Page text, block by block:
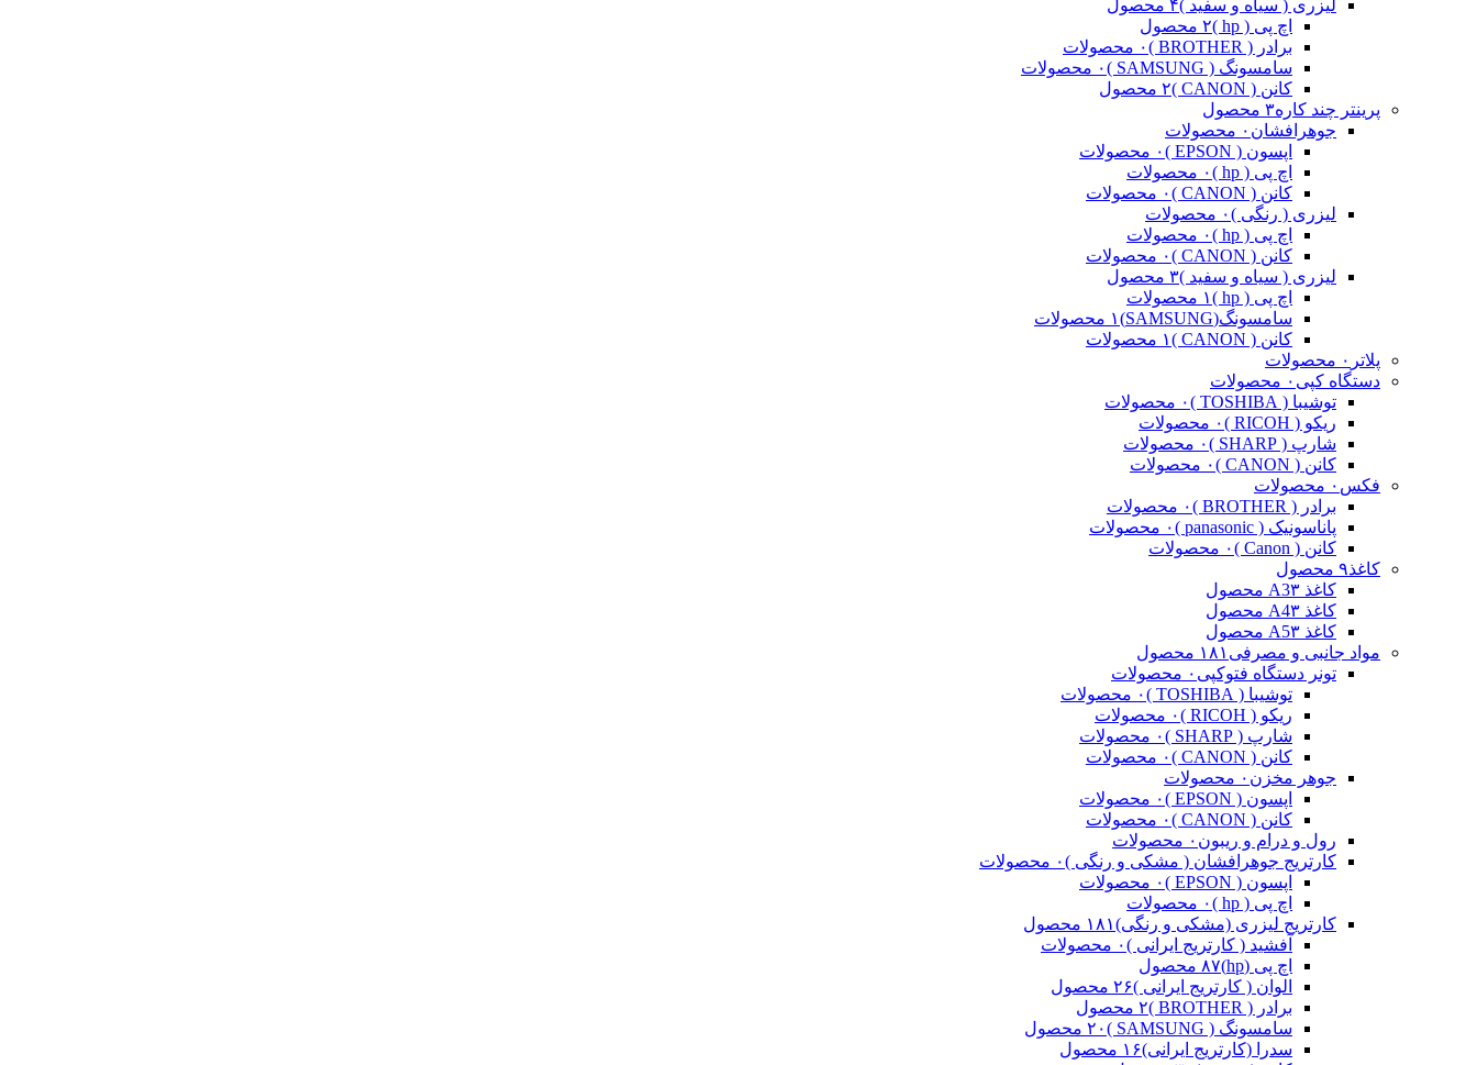
لیزری ( سیاه و سفید )۴ محصول
اچ پی ( hp )
۲ محصول
برادر ( BROTHER )
۰ محصولات
سامسونگ ( SAMSUNG )
۰ محصولات
کانن ( CANON )
۲ محصول
پرینتر چند کاره۳ محصول
جوهرافشان ۰ محصولات
اپسون ( EPSON )
۰ محصولات
اچ پی ( hp )
۰ محصولات
کانن ( CANON )
۰ محصولات
لیزری ( رنگی )۰ محصولات
اچ پی ( hp )
۰ محصولات
کانن ( CANON )
۰ محصولات
لیزری ( سیاه و سفید )۳ محصول
اچ پی ( hp )
۱ محصولات
سامسونگ(SAMSUNG)
۱ محصولات
کانن ( CANON )
۱ محصولات
پلاتر ۰ محصولات
دستگاه کپی ۰ محصولات
توشیبا ( TOSHIBA )
۰ محصولات
ریکو ( RICOH )
۰ محصولات
شارپ ( SHARP )
۰ محصولات
کانن ( CANON )
۰ محصولات
فکس ۰ محصولات
برادر ( BROTHER )
۰ محصولات
پاناسونیک ( panasonic )
۰ محصولات
کانن ( Canon )
۰ محصولات
کاغذ۹ محصول
کاغذ A3 ۳ محصول
کاغذ A4 ۳ محصول
کاغذ A5 ۳ محصول
مواد جانبی و مصرفی ۱۸۱ محصول
تونر دستگاه فتوکپی ۰ محصولات
توشیبا ( TOSHIBA )
۰ محصولات
ریکو ( RICOH )
۰ محصولات
شارپ ( SHARP )
۰ محصولات
کانن ( CANON )
۰ محصولات
جوهر مخزن ۰ محصولات
اپسون ( EPSON )
۰ محصولات
کانن ( CANON )
۰ محصولات
رول و درام و ریبون ۰ محصولات
کارتریج جوهرافشان ( مشکی و رنگی )۰ محصولات
اپسون ( EPSON )
۰ محصولات
اچ پی ( hp )
۰ محصولات
کارتریج لیزری (مشکی و رنگی)۱۸۱ محصول
آفشید ( کارتریج ایرانی )۰ محصولات
اچ پی (hp)
۸۷ محصول
الوان ( کارتریج ایرانی )۲۶ محصول
برادر ( BROTHER )
۲ محصول
سامسونگ ( SAMSUNG )
۲۰ محصول
سدرا (کارتریج ایرانی)۱۶ محصول